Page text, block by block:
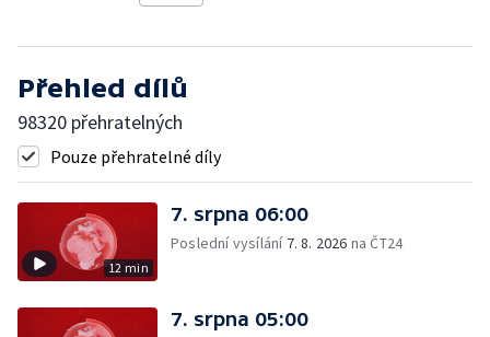
Přehled dílů
98320 přehratelných
Pouze přehratelné díly
12 min
7. srpna 06:00
Poslední vysílání 7. 8. 2026 na ČT24
7. srpna 05:00